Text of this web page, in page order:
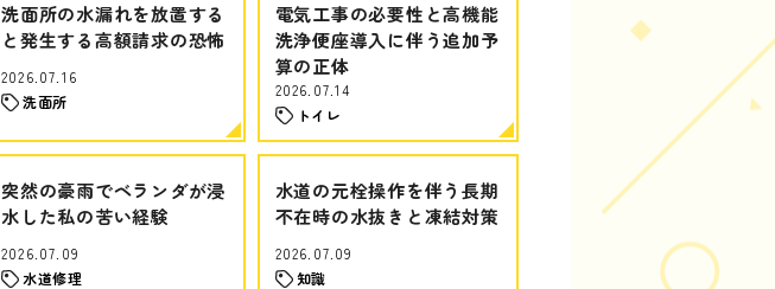
洗面所の水漏れを放置する
と発生する高額請求の恐怖
2026.07.16
洗面所
電気工事の必要性と高機能
洗浄便座導入に伴う追加予
算の正体
2026.07.14
トイレ
突然の豪雨でベランダが浸
水した私の苦い経験
2026.07.09
水道修理
水道の元栓操作を伴う長期
不在時の水抜きと凍結対策
2026.07.09
知識